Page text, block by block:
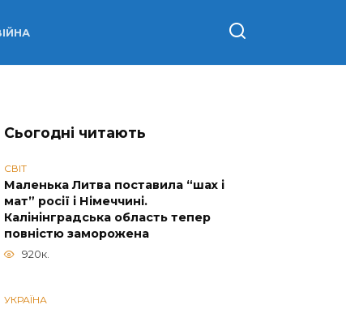
Сьогодні читають
СВІТ
Маленька Литва поставила “шах і
мат” росії і Німеччині.
Калінінградська область тепер
повністю заморожена
920к.
УКРАЇНА